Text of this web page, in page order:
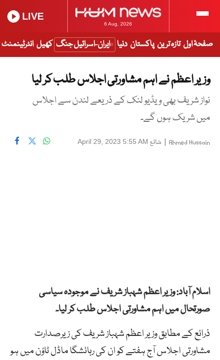
6 Aug, 2026
LIVE
صفحۂ اول تازہ ترین پاکستان دنیا ایران-اسرائیل جنگ کھیل انٹرٹینمنٹ
وزیر اعظم نے اہم مشاورتی اجلاس طلب کر لیا
نواز شریف بھی ویڈیو لنک کے ذریعے لندن سے اجلاس
میں شریک ہوں گے۔
Ahmed Hussain
| شائع April 29, 2023 5:55 AM
اسلام آباد: وزیر اعظم شہباز شریف نے موجودہ سیاسی
صورتحال میں اہم مشاورتی اجلاس طلب کر لیا۔
ذرائع کے مطابق وزیر اعظم شہباز شریف کی زیرصدارت
مشاورتی اجلاس آج ہفتے کو ان کی رہائشگا ماڈل ٹاؤن میں ہو